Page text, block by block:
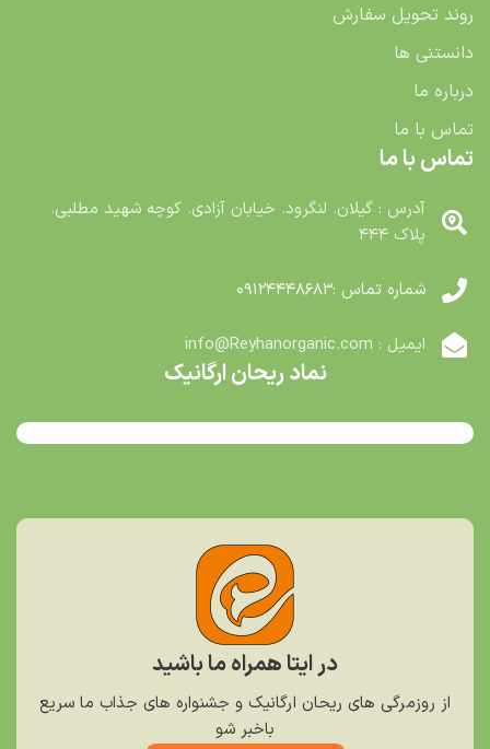
روند تحویل سفارش
دانستنی ها
درباره ما
تماس با ما
تماس با ما
آدرس : گیلان. لنگرود. خیابان آزادی. کوچه شهید مطلبی.
پلاک ۴۴۴
شماره تماس :۰۹۱۲۴۴۴۸۶۸۳
ایمیل : info@Reyhanorganic.com
نماد ریحان ارگانیک
در ایتا همراه ما باشید
از روزمرگی های ریحان ارگانیک و جشنواره های جذاب ما سریع
باخبر شو